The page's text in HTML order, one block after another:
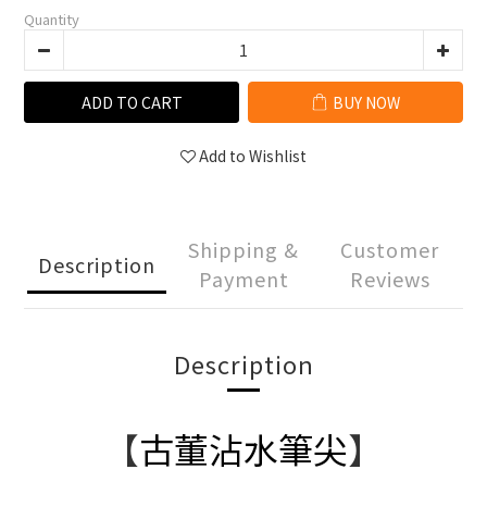
Quantity
ADD TO CART BUY NOW
Add to Wishlist
Description
Shipping &
Payment
Customer
Reviews
Description
【古董沾水筆尖】